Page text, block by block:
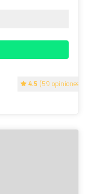
4.5 (59 opiniones)